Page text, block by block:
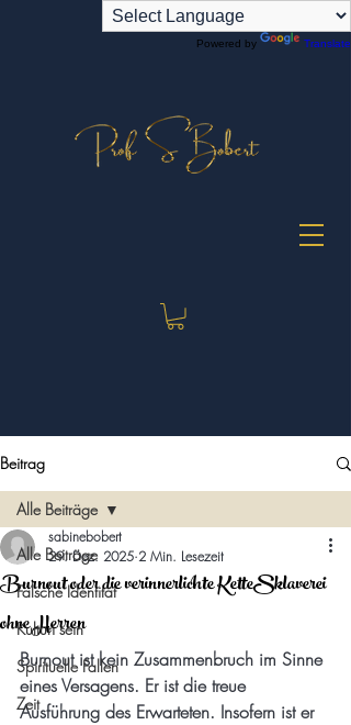
Powered by Translate
Beitrag
Alle Beiträge
Falsche Identität
Kulturi sein
Spirituelle Fallen
Zeit
Alle Beiträge
Burnout oder die verinnerlichte KetteSklaverei
ohne Herren
sabinebobert
29. Dez. 2025 2 Min. Lesezeit
Burnout ist kein Zusammenbruch im Sinne
eines Versagens. Er ist die treue
Ausführung des Erwarteten. Insofern ist er